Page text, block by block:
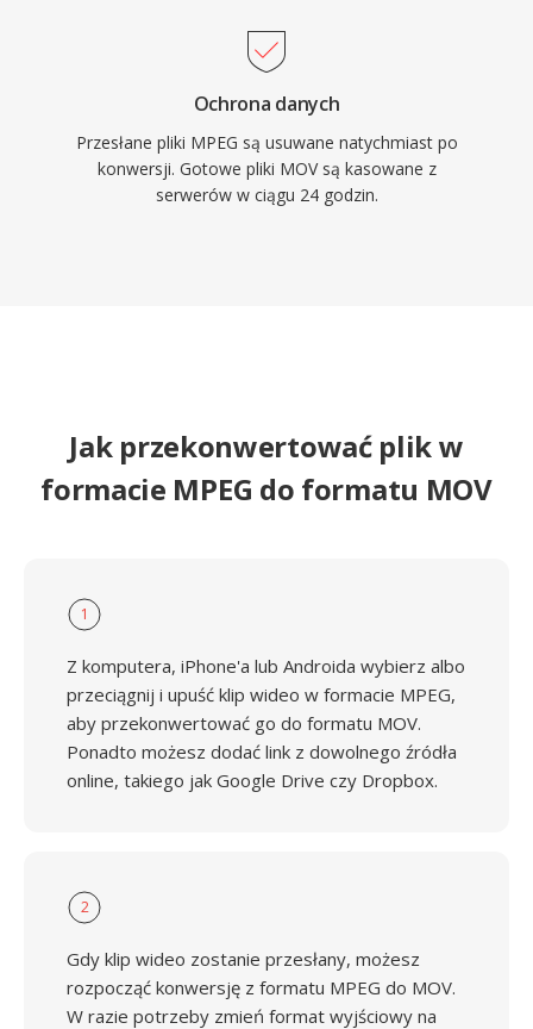
Ochrona danych
Przesłane pliki MPEG są usuwane natychmiast po
konwersji. Gotowe pliki MOV są kasowane z
serwerów w ciągu 24 godzin.
Jak przekonwertować plik w
formacie MPEG do formatu MOV
1
Z komputera, iPhone'a lub Androida wybierz albo
przeciągnij i upuść klip wideo w formacie MPEG,
aby przekonwertować go do formatu MOV.
Ponadto możesz dodać link z dowolnego źródła
online, takiego jak Google Drive czy Dropbox.
2
Gdy klip wideo zostanie przesłany, możesz
rozpocząć konwersję z formatu MPEG do MOV.
W razie potrzeby zmień format wyjściowy na